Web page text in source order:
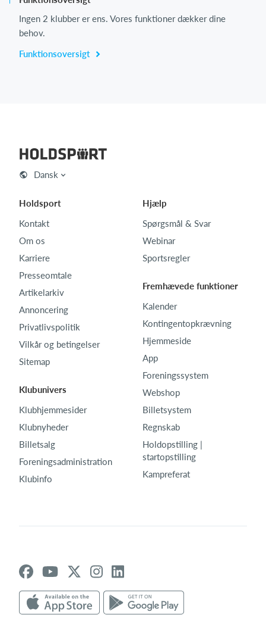
Ingen 2 klubber er ens. Vores funktioner dækker dine
behov.
Funktionsoversigt
Dansk
Holdsport
Kontakt
Om os
Karriere
Presseomtale
Artikelarkiv
Annoncering
Privatlivspolitik
Vilkår og betingelser
Sitemap
Klubunivers
Klubhjemmesider
Klubnyheder
Billetsalg
Foreningsadministration
Klubinfo
Hjælp
Spørgsmål & Svar
Webinar
Sportsregler
Fremhævede funktioner
Kalender
Kontingentopkrævning
Hjemmeside
App
Foreningssystem
Webshop
Billetsystem
Regnskab
Holdopstilling |
startopstilling
Kampreferat